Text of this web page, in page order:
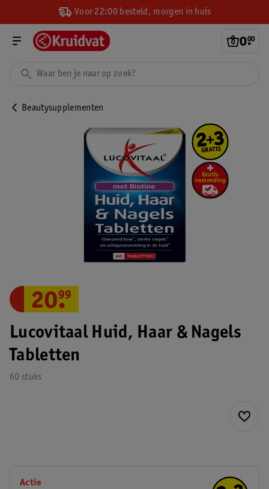
Voor 22:00 besteld, morgen in huis
0.
00
Beautysupplementen
Lucovitaal Huid, Haar & Nagels
Tabletten
60 stuks
20.
99
Actie